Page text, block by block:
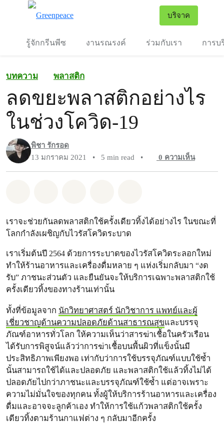
บริจาค
รู้จักกรีนพีซ งานรณรงค์ ร่วมกับเรา การบ
บทความ พลาสติก
ลดขยะพลาสติกอย่างไร
ในช่วงโควิด-19
พิชา รักรอด
13 มกราคม 2021
• 5 min read • 0 ความเห็น
เราจะช่วยกันลดพลาสติกใช้ครั้งเดียวทิ้งได้อย่างไร ในขณะที่
โลกกำลังเผชิญกับไวรัสโควิดระบาด
เราเริ่มต้นปี 2564 ด้วยการระบาดของไวรัสโควิดระลอกใหม่
ทำให้ร้านอาหารและเครื่องดื่มหลาย ๆ แห่งเริ่มกลับมา “งด
รับ” ภาชนะส่วนตัว และยืนยันจะให้บริการเฉพาะพลาสติกใช้
ครั้งเดียวทิ้งของทางร้านเท่านั้น
ทั้งที่ข้อมูลจาก นักวิทยาศาสตร์ นักวิชาการ แพทย์และผู้
เชี่ยวชาญด้านความปลอดภัยด้านสาธารณสุขและบรรจุ
ภัณฑ์อาหารทั่วโลก ให้ความเห็นว่าสารฆ่าเชื้อในครัวเรือน
ได้รับการพิสูจน์แล้วว่าการฆ่าเชื้อบนพื้นผิวที่แข็งนั้นมี
ประสิทธิภาพเพียงพอ เท่ากับว่าการใช้บรรจุภัณฑ์แบบใช้ซ้ำ
นั้นสามารถใช้ได้และปลอดภัย และพลาสติกใช้แล้วทิ้งไม่ได้
ปลอดภัยไปกว่าภาชนะและบรรจุภัณฑ์ใช้ซ้ำ แต่อาจเพราะ
ความไม่มั่นใจของทุกคน ทั้งผู้ให้บริการร้านอาหารและเครื่อง
ดื่มและอาจจะลูกค้าเอง ทำให้การใช้แก้วพลาสติกใช้ครั้ง
เดียวทิ้งตามร้านกาแฟต่าง ๆ กลับมาอีกครั้ง